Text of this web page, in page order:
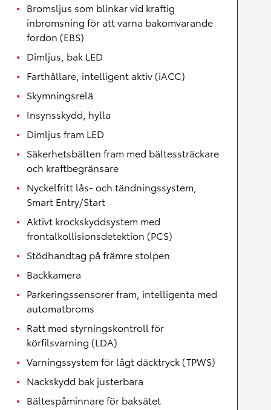
Bromsljus som blinkar vid kraftig
inbromsning för att varna bakomvarande
fordon (EBS)
Dimljus, bak LED
Farthållare, intelligent aktiv (iACC)
Skymningsrelä
Insynsskydd, hylla
Dimljus fram LED
Säkerhetsbälten fram med bältessträckare
och kraftbegränsare
Nyckelfritt lås- och tändningssystem,
Smart Entry/Start
Aktivt krockskyddsystem med
frontalkollisionsdetektion (PCS)
Stödhandtag på främre stolpen
Backkamera
Parkeringssensorer fram, intelligenta med
automatbroms
Ratt med styrningskontroll för
körfilsvarning (LDA)
Varningssystem för lågt däcktryck (TPWS)
Nackskydd bak justerbara
Bältespåminnare för baksätet